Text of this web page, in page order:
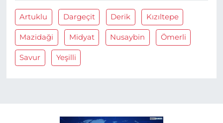
Artuklu Dargeçit Derik Kızıltepe
Mazidaği Midyat Nusaybin Ömerli
Savur Yeşilli